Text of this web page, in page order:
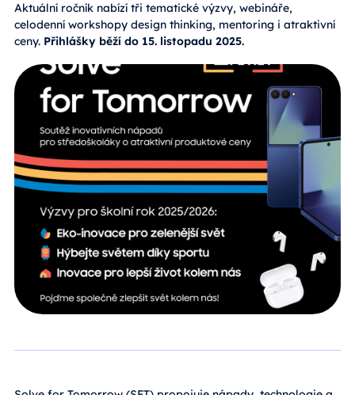
Aktuální ročník nabízí tři tematické výzvy, webináře,
celodenní workshopy design thinking, mentoring i atraktivní
ceny. Přihlášky běží do 15. listopadu 2025.